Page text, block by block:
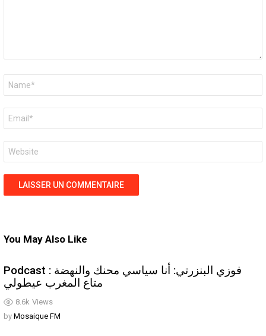
mail
*
web
You May Also Like
8.6k Views
Podcast : فوزي البنزرتي: أنا سياسي محنك والنهضة
متاع المغرب عيطولي
by Mosaique FM